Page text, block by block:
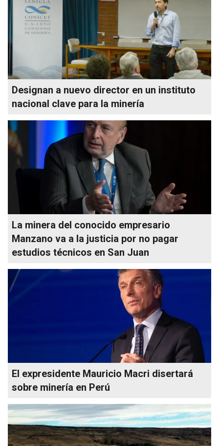
Designan a nuevo director en un instituto
nacional clave para la minería
La minera del conocido empresario
Manzano va a la justicia por no pagar
estudios técnicos en San Juan
El expresidente Mauricio Macri disertará
sobre minería en Perú